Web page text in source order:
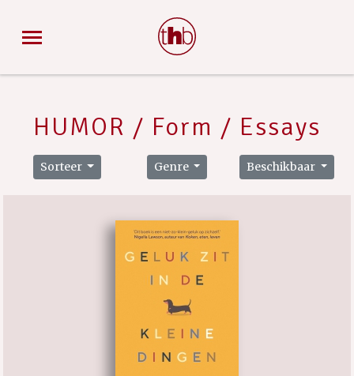
HUMOR / Form / Essays
Sorteer Genre Beschikbaar